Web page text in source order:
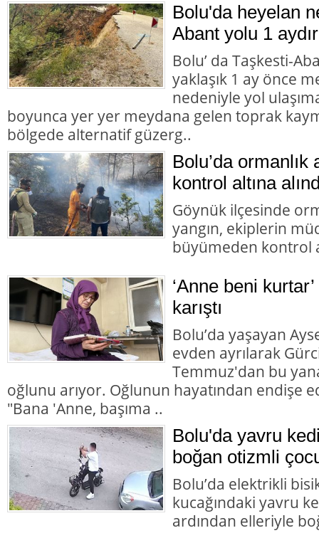
Bolu'da heyelan
Abant yolu 1
Bolu’ da Taşkesti-
yaklaşık 1 ay önce
nedeniyle yol
boyunca yer yer meydana gelen toprak
bölgede alternatif güzerg..
Bolu’da ormanlık
kontrol altına
Göynük ilçesinde
yangın, ekiplerin
büyümeden kontrol
‘Anne beni
karıştı
Bolu’da yaşayan
evden ayrılarak
Temmuz'dan bu
oğlunu arıyor. Oğlunun hayatından endişe
"Bana 'Anne, başıma ..
Bolu'da yavru
boğan otizmli
Bolu’da elektrikli
kucağındaki yavru
ardından elleriyle